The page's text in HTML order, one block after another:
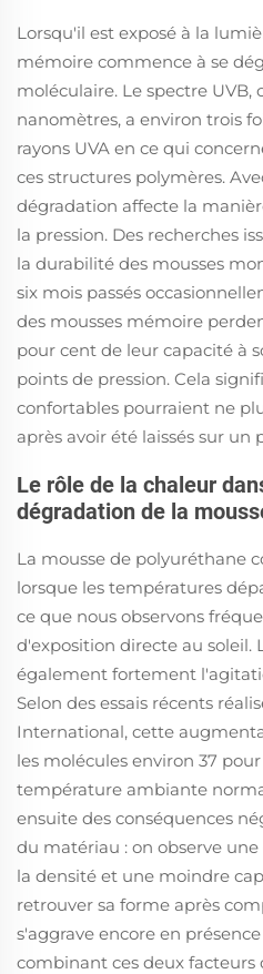
Lorsqu'il est exposé à la
mémoire commence à se
moléculaire. Le spectre UVB,
nanomètres, a environ trois
rayons UVA en ce qui
ces structures polymères.
dégradation affecte la
la pression. Des recherches
la durabilité des mousses
six mois passés
des mousses mémoire
pour cent de leur capacité à
points de pression. Cela
confortables pourraient ne
après avoir été laissés sur un
Le rôle de la chaleur
dégradation de la
La mousse de polyuréthane
lorsque les températures
ce que nous observons
d'exposition directe au soleil.
également fortement
Selon des essais récents
International, cette
les molécules environ 37
température ambiante
ensuite des conséquences
du matériau : on observe
la densité et une moindre
retrouver sa forme après
s'aggrave encore en
combinant ces deux facteurs